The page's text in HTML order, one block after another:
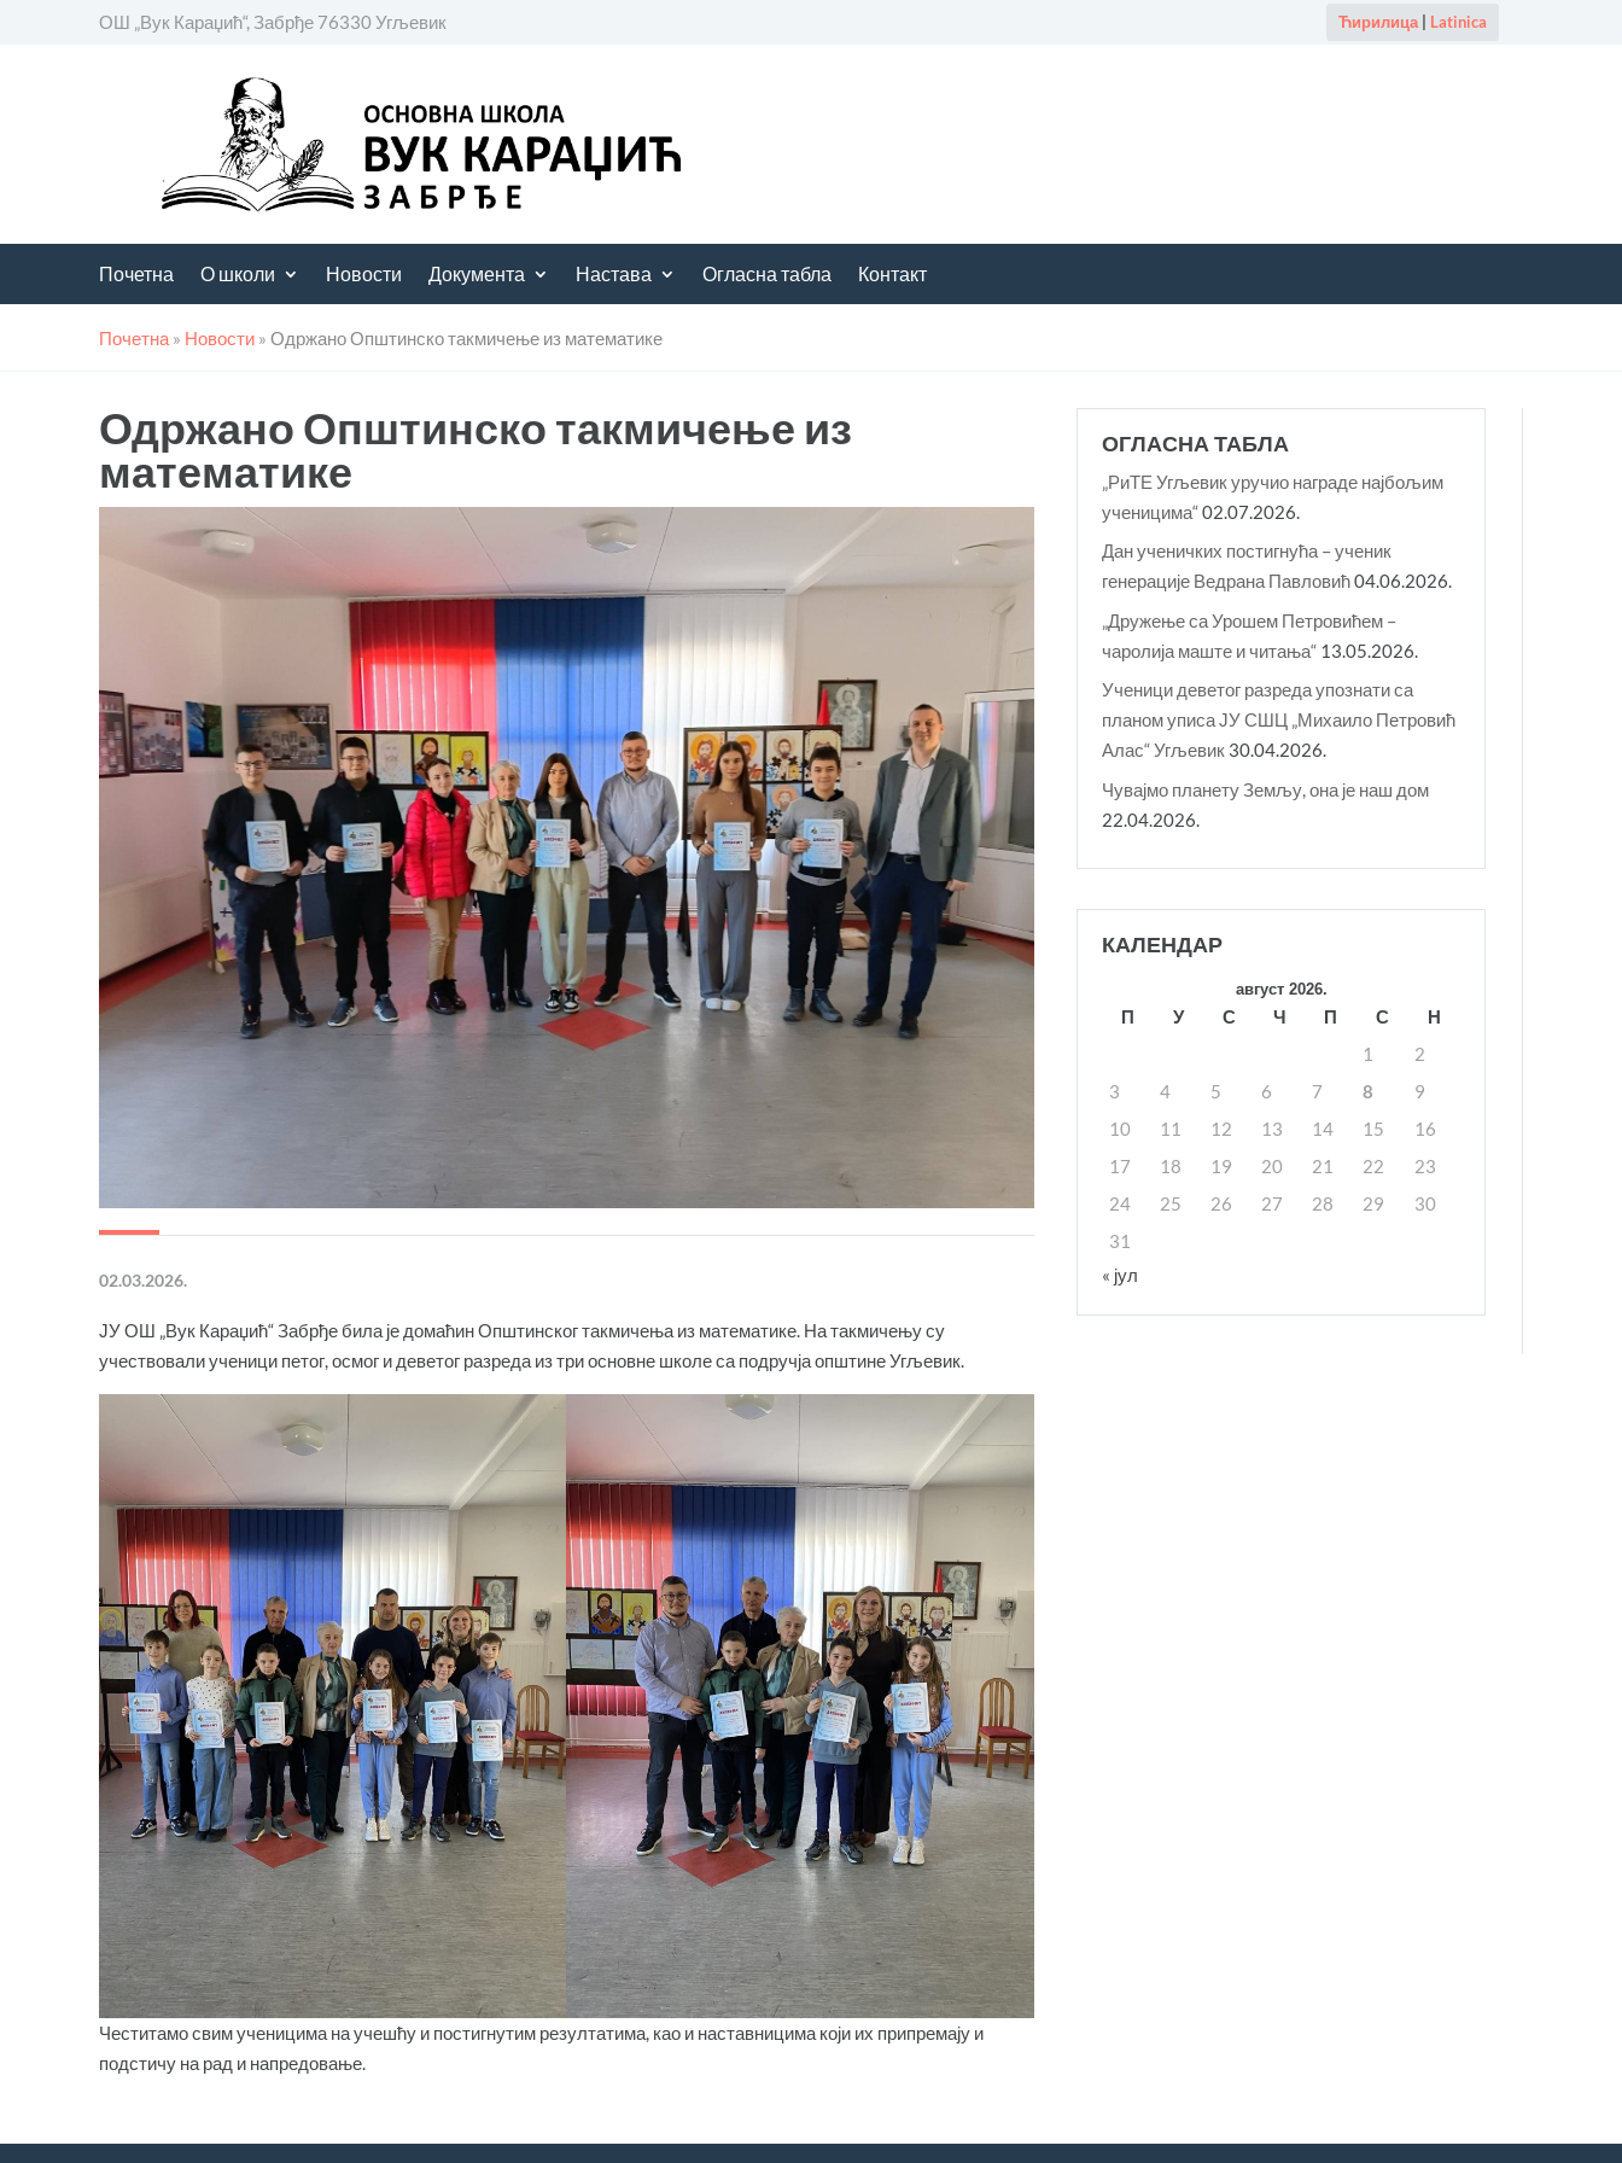
ОШ „Вук Караџић“, Забрђе 76330 Угљевик Ћирилица| Latinica
Почетна О школи Новости Документа Настава Огласна табла Контакт
Почетна » Новости » Одржано Општинско такмичење из математике
Одржано Општинско такмичење из
математике
02.03.2026.
ЈУ ОШ „Вук Караџић“ Забрђе била је домаћин Општинског такмичења из математике. На такмичењу су
учествовали ученици петог, осмог и деветог разреда из три основне школе са подручја општине Угљевик.
Честитамо свим ученицима на учешћу и постигнутим резултатима, као и наставницима који их припремају и
подстичу на рад и напредовање.
ОГЛАСНА ТАБЛА
„РиТЕ Угљевик уручио награде најбољим
ученицима“02.07.2026.
Дан ученичких постигнућа – ученик
генерације Ведрана Павловић04.06.2026.
„Дружење са Урошем Петровићем –
чаролија маште и читања“ 13.05.2026.
Ученици деветог разреда упознати са
планом уписа ЈУ СШЦ „Михаило Петровић
Алас“ Угљевик 30.04.2026.
Чувајмо планету Земљу, она је наш дом
22.04.2026.
КАЛЕНДАР
август 2026.
П У С Ч П С
Н
1
2
3
4 5 6 7 8
9
10
11 12 13 14 15
16
17
18 19 20 21 22
23
24
25 26 27 28 29
30
31
« јул